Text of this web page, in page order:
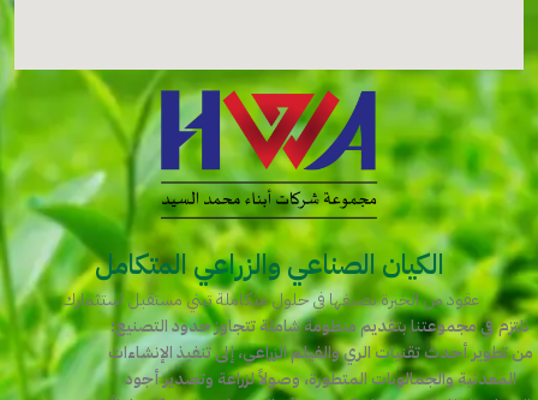
الكيان الصناعي والزراعي المتكامل
عقود من الخبرة نصيغها في حلول متكاملة تبني مستقبل استثمارك.
نلتزم في مجموعتنا بتقديم منظومة شاملة تتجاوز حدود التصنيع؛
من تطوير أحدث تقنيات الري والفيلم الزراعي، إلى تنفيذ الإنشاءات
المعدنية والجمالونات المتطورة، وصولاً لزراعة وتصدير أجود